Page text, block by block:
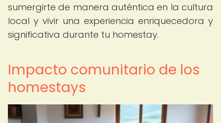
sumergirte de manera auténtica en la cultura
local y vivir una experiencia enriquecedora y
significativa durante tu homestay.
Impacto comunitario de los
homestays